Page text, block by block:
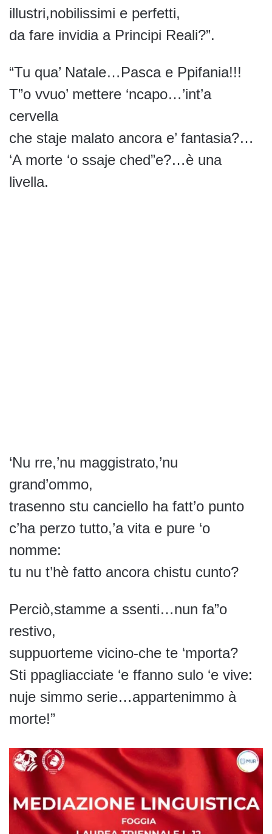
illustri,nobilissimi e perfetti,
da fare invidia a Principi Reali?”.
“Tu qua’ Natale…Pasca e Ppifania!!!
T”o vvuo’ mettere ‘ncapo…’int’a
cervella
che staje malato ancora e’ fantasia?…
‘A morte ‘o ssaje ched”e?…è una
livella.
‘Nu rre,’nu maggistrato,’nu
grand’ommo,
trasenno stu canciello ha fatt’o punto
c’ha perzo tutto,’a vita e pure ‘o
nomme:
tu nu t’hè fatto ancora chistu cunto?
Perciò,stamme a ssenti…nun fa”o
restivo,
suppuorteme vicino-che te ‘mporta?
Sti ppagliacciate ‘e ffanno sulo ‘e vive:
nuje simmo serie…appartenimmo à
morte!”